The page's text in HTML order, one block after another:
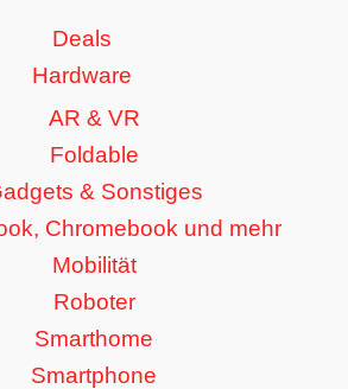
Deals
Hardware
AR & VR
Foldable
& Sonstiges
Chromebook und mehr
Mobilität
Roboter
Smarthome
Smartphone